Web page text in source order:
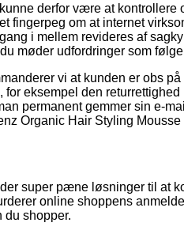
derfor være at
fingerpeg om at internet
i mellem revideres af
møder udfordringer som
vi at kunden er obs
for eksempel den
permanent gemmer sin e-
Organic Hair Styling
super pæne løsninger til at
online shoppens
du shopper.